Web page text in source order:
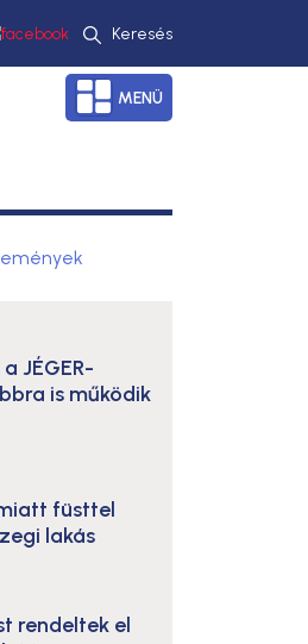
Keresés
MENÜ
JÉGER-
is működik
füsttel
lakás
rendeltek el